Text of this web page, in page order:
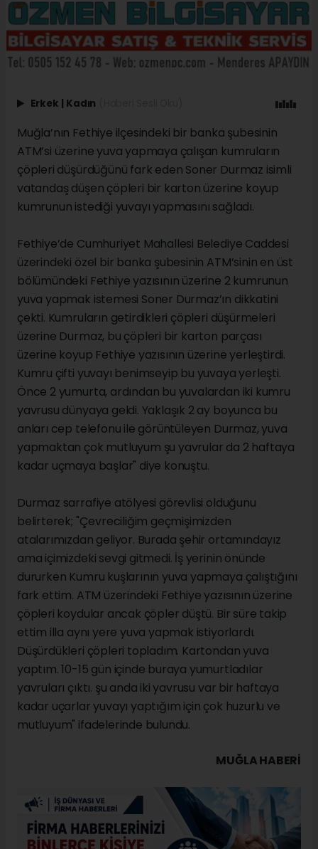
Erkek | Kadın
Muğla’nın Fethiye ilçesindeki bir banka şubesinin
ATM’si üzerine yuva yapmaya çalışan kumruların
çöpleri düşürdüğünü fark eden Soner Durmaz isimli
vatandaş düşen çöpleri bir karton üzerine koyup
kumrunun istediği yuvayı yapmasını sağladı.
Fethiye’de Cumhuriyet Mahallesi Belediye Caddesi
üzerindeki özel bir banka şubesinin ATM’sinin en üst
bölümündeki Fethiye yazısının üzerine 2 kumrunun
yuva yapmak istemesi Soner Durmaz’ın dikkatini
çekti. Kumruların getirdikleri çöpleri düşürmeleri
üzerine Durmaz, bu çöpleri bir karton parçası
üzerine koyup Fethiye yazısının üzerine yerleştirdi.
Kumru çifti yuvayı benimseyip bu yuvaya yerleşti.
Önce 2 yumurta, ardından bu yuvalardan iki kumru
yavrusu dünyaya geldi. Yaklaşık 2 ay boyunca bu
anları cep telefonu ile görüntüleyen Durmaz, yuva
yapmaktan çok mutluyum şu yavrular da 2 haftaya
kadar uçmaya başlar" diye konuştu.
Durmaz sarrafiye atölyesi görevlisi olduğunu
belirterek; "Çevreciliğim geçmişimizden
atalarımızdan geliyor. Burada şehir ortamındayız
ama içimizdeki sevgi gitmedi. İş yerinin önünde
dururken Kumru kuşlarının yuva yapmaya çalıştığını
fark ettim. ATM üzerindeki Fethiye yazısının üzerine
çöpleri koydular ancak çöpler düştü. Bir süre takip
ettim illa aynı yere yuva yapmak istiyorlardı.
Düşürdükleri çöpleri topladım. Kartondan yuva
yaptım. 10-15 gün içinde buraya yumurtladılar
yavruları çıktı. şu anda iki yavrusu var bir haftaya
kadar uçarlar yuvayı yaptığım için çok huzurlu ve
mutluyum" ifadelerinde bulundu.
MUĞLA HABERİ